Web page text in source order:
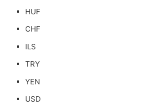
HUF
CHF
ILS
TRY
YEN
USD